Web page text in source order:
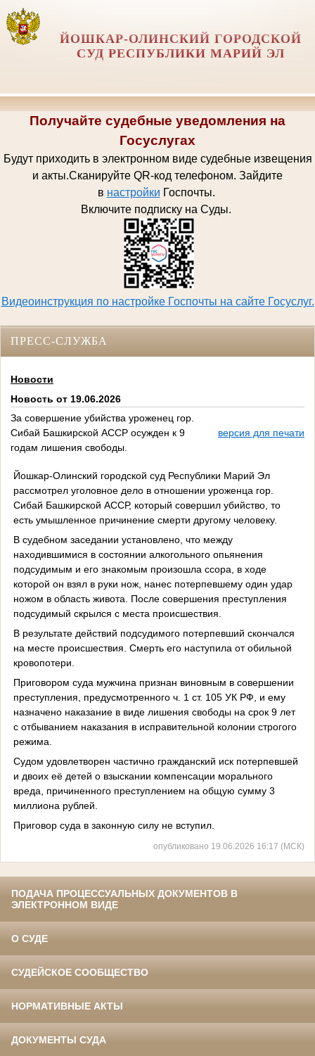
ЙОШКАР-ОЛИНСКИЙ ГОРОДСКОЙ
СУД РЕСПУБЛИКИ МАРИЙ ЭЛ
Получайте судебные уведомления на
Госуслугах
Будут приходить в электронном виде судебные извещения
и акты.Сканируйте QR-код телефоном. Зайдите
в настройки Госпочты.
Включите подписку на Суды.
Видеоинструкция по настройке Госпочты на сайте Госуслуг.
ПРЕСС-СЛУЖБА
Новости
Новость от 19.06.2026
За совершение убийства уроженец гор.
Сибай Башкирской АССР осужден к 9
годам лишения свободы.
версия для печати
Йошкар-Олинский городской суд Республики Марий Эл
рассмотрел уголовное дело в отношении уроженца гор.
Сибай Башкирской АССР, который совершил убийство, то
есть умышленное причинение смерти другому человеку.
В судебном заседании установлено, что между
находившимися в состоянии алкогольного опьянения
подсудимым и его знакомым произошла ссора, в ходе
которой он взял в руки нож, нанес потерпевшему один удар
ножом в область живота. После совершения преступления
подсудимый скрылся с места происшествия.
В результате действий подсудимого потерпевший скончался
на месте происшествия. Смерть его наступила от обильной
кровопотери.
Приговором суда мужчина признан виновным в совершении
преступления, предусмотренного ч. 1 ст. 105 УК РФ, и ему
назначено наказание в виде лишения свободы на срок 9 лет
с отбыванием наказания в исправительной колонии строгого
режима.
Судом удовлетворен частично гражданский иск потерпевшей
и двоих её детей о взыскании компенсации морального
вреда, причиненного преступлением на общую сумму 3
миллиона рублей.
Приговор суда в законную силу не вступил.
опубликовано 19.06.2026 16:17 (МСК)
ПОДАЧА ПРОЦЕССУАЛЬНЫХ ДОКУМЕНТОВ В
ЭЛЕКТРОННОМ ВИДЕ
О СУДЕ
СУДЕЙСКОЕ СООБЩЕСТВО
НОРМАТИВНЫЕ АКТЫ
ДОКУМЕНТЫ СУДА